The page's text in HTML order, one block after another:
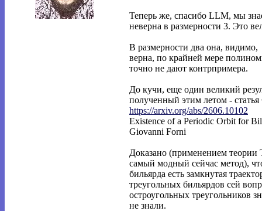
Теперь же, спасибо LLM, мы
неверна в размерности 3. Это
В размерности два она, видимо,
верна, по крайней мере
точно не дают контрпримера.
До кучи, еще один великий
полученный этим летом -
https://arxiv.org/abs/2606.10102
Existence of a Periodic Orbit for
Giovanni Forni
Доказано (применением теории
самый модный сейчас метод),
бильярда есть замкнутая
треугольных бильярдов сей
остроугольных треугольников
не знали.